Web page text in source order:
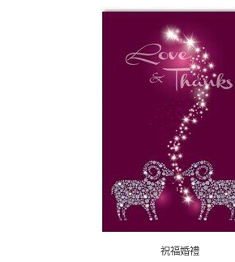
祝福婚禮